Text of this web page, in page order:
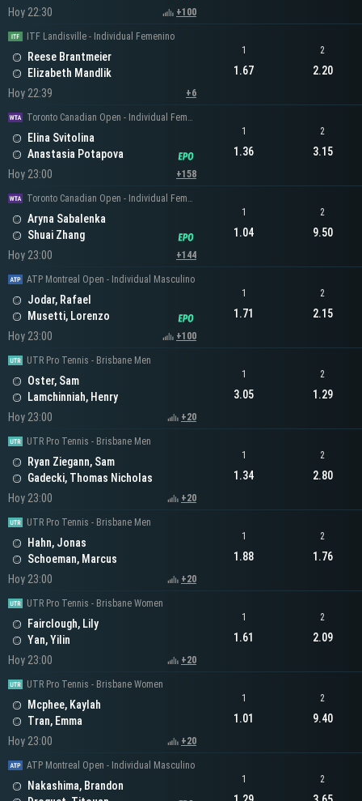
Hoy 22:30
+100
ITF Landisville - Individual Femenino
Reese Brantmeier
Elizabeth Mandlik
Hoy 22:39
+6
1
1.67
2
2.20
Toronto Canadian Open - Individual Femenino
Elina Svitolina
Anastasia Potapova
Hoy 23:00
+158
1
1.36
2
3.15
Toronto Canadian Open - Individual Femenino
Aryna Sabalenka
Shuai Zhang
Hoy 23:00
+144
1
1.04
2
9.50
ATP Montreal Open - Individual Masculino
Jodar, Rafael
Musetti, Lorenzo
Hoy 23:00
+100
1
1.71
2
2.15
UTR Pro Tennis - Brisbane Men
Oster, Sam
Lamchinniah, Henry
Hoy 23:00
+20
1
3.05
2
1.29
UTR Pro Tennis - Brisbane Men
Ryan Ziegann, Sam
Gadecki, Thomas Nicholas
Hoy 23:00
+20
1
1.34
2
2.80
UTR Pro Tennis - Brisbane Men
Hahn, Jonas
Schoeman, Marcus
Hoy 23:00
+20
1
1.88
2
1.76
UTR Pro Tennis - Brisbane Women
Fairclough, Lily
Yan, Yilin
Hoy 23:00
+20
1
1.61
2
2.09
UTR Pro Tennis - Brisbane Women
Mcphee, Kaylah
Tran, Emma
Hoy 23:00
+20
1
1.01
2
9.40
ATP Montreal Open - Individual Masculino
Nakashima, Brandon
1 2